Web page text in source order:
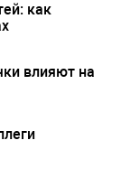
как
влияют на